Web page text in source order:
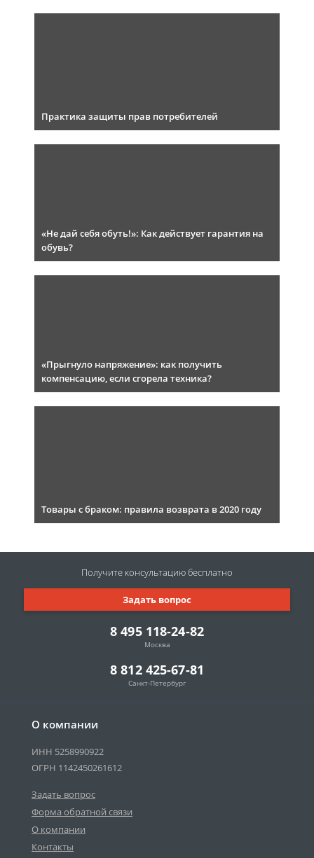
Практика защиты прав потребителей
«Не дай себя обуть!»: Как действует гарантия на
обувь?
«Прыгнуло напряжение»: как получить
компенсацию, если сгорела техника?
Товары с браком: правила возврата в 2020 году
О компании
ИНН 5258990922
ОГРН 1142450261612
Задать вопрос
Форма обратной связи
О компании
Контакты
8 495 118-24-82
Москва
8 812 425-67-81
Санкт-Петербург
Задать вопрос
Получите консультациюбесплатно